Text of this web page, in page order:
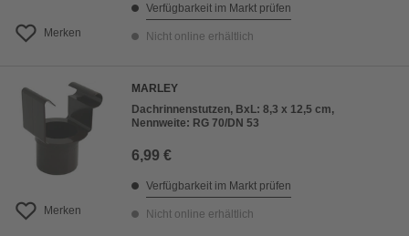
Merken
Verfügbarkeit im Markt prüfen
Nicht online erhältlich
Merken
MARLEY
Dachrinnenstutzen, BxL: 8,3 x 12,5 cm,
Nennweite: RG 70/DN 53
6,99 €
Verfügbarkeit im Markt prüfen
Nicht online erhältlich